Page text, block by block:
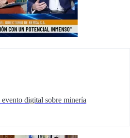
digital sobre minería